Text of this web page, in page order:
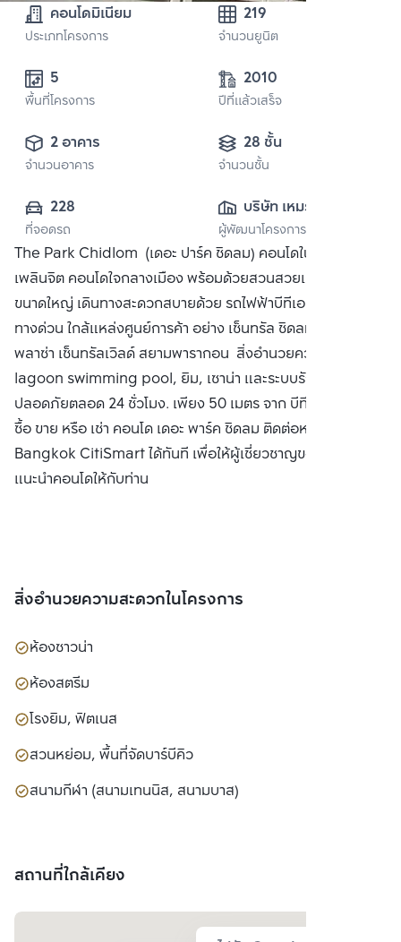
คอนโดมิเนียม
ประเภทโครงการ
219
จำนวนยูนิต
5
พื้นที่โครงการ
2010
ปีที่แล้วเสร็จ
2 อาคาร
จำนวนอาคาร
28 ชั้น
จำนวนชั้น
228
ที่จอดรถ
บริษัท เหมราช
จำกัด
ผู้พัฒนาโครงการ
The Park Chidlom (เดอะ ปาร์ค ชิดลม) คอนโดในซอยสมคิด
เพลินจิต คอนโดใจกลางเมือง พร้อมด้วยสวนสวยและสระว่ายน้ำ
ขนาดใหญ่ เดินทางสะดวกสบายด้วย รถไฟฟ้าบีทีเอสชิดลม ใกล้
ทางด่วน ใกล้แหล่งศูนย์การค้า อย่าง เซ็นทรัล ชิดลม เกษร
พลาซ่า เซ็นทรัลเวิลด์ สยามพารากอน สิ่งอำนวยความสะดวก
lagoon swimming pool, ยิม, เซาน่า และระบบรักษาความ
ปลอดภัยตลอด 24 ชั่วโมง. เพียง 50 เมตร จาก บีทีเอส ชิดลม
ซื้อ ขาย หรือ เช่า คอนโด เดอะ พาร์ค ชิดลม ติดต่อหาเรา
Bangkok CitiSmart ได้ทันที เพื่อให้ผู้เชี่ยวชาญของเราได้
แนะนำคอนโดให้กับท่าน
สิ่งอำนวยความสะดวกในโครงการ
ห้องซาวน่า
ห้องสตรีม
โรงยิม, ฟิตเนส
สวนหย่อม, พื้นที่จัดบาร์บีคิว
สนามกีฬา (สนามเทนนิส, สนามบาส)
สถานที่ใกล้เคียง